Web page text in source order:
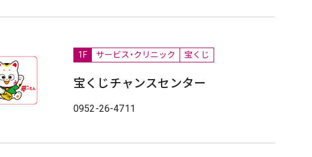
1F サービス・クリニック 宝くじ
宝くじチャンスセンター
0952-26-4711